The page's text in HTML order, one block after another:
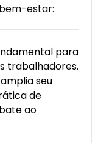
estar:
para
trabalhadores.
seu
de
ao